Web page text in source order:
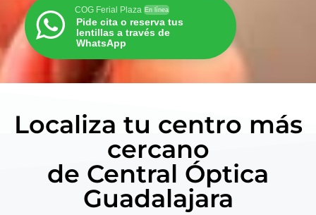
COG Ferial Plaza En línea
Pide cita o reserva tus
lentillas a través de
WhatsApp
Localiza tu centro más
cercano
de Central Óptica
Guadalajara